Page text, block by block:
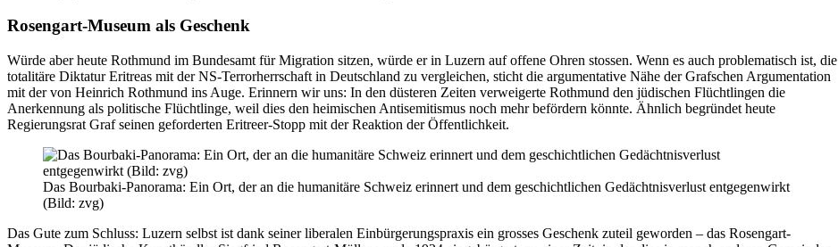
Rosengart-Museum als Geschenk
Würde aber heute Rothmund im Bundesamt für Migration sitzen, würde er in Luzern auf offene Ohren stossen. Wenn es auch problematisch ist, die
totalitäre Diktatur Eritreas mit der NS-Terrorherrschaft in Deutschland zu vergleichen, sticht die argumentative Nähe der Grafschen Argumentation
mit der von Heinrich Rothmund ins Auge. Erinnern wir uns: In den düsteren Zeiten verweigerte Rothmund den jüdischen Flüchtlingen die
Anerkennung als politische Flüchtlinge, weil dies den heimischen Antisemitismus noch mehr befördern könnte. Ähnlich begründet heute
Regierungsrat Graf seinen geforderten Eritreer-Stopp mit der Reaktion der Öffentlichkeit.
Das Bourbaki-Panorama: Ein Ort, der an die humanitäre Schweiz erinnert und dem geschichtlichen Gedächtnisverlust entgegenwirkt
(Bild: zvg)
Das Gute zum Schluss: Luzern selbst ist dank seiner liberalen Einbürgerungspraxis ein grosses Geschenk zuteil geworden – das Rosengart-